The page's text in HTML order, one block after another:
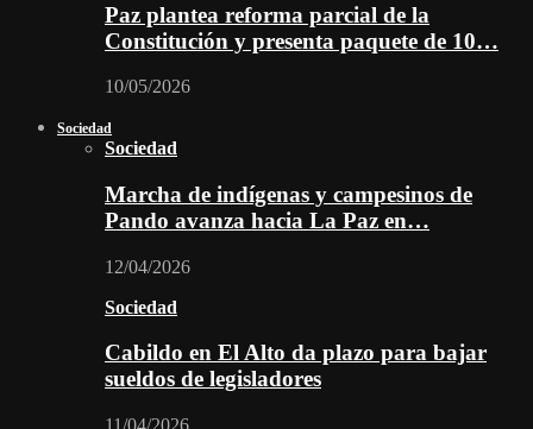
Paz plantea reforma parcial de la
Constitución y presenta paquete de 10…
10/05/2026
Sociedad
Sociedad
Marcha de indígenas y campesinos de
Pando avanza hacia La Paz en…
12/04/2026
Sociedad
Cabildo en El Alto da plazo para bajar
sueldos de legisladores
11/04/2026